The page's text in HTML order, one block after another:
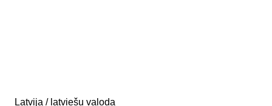
Latvija / latviešu valoda